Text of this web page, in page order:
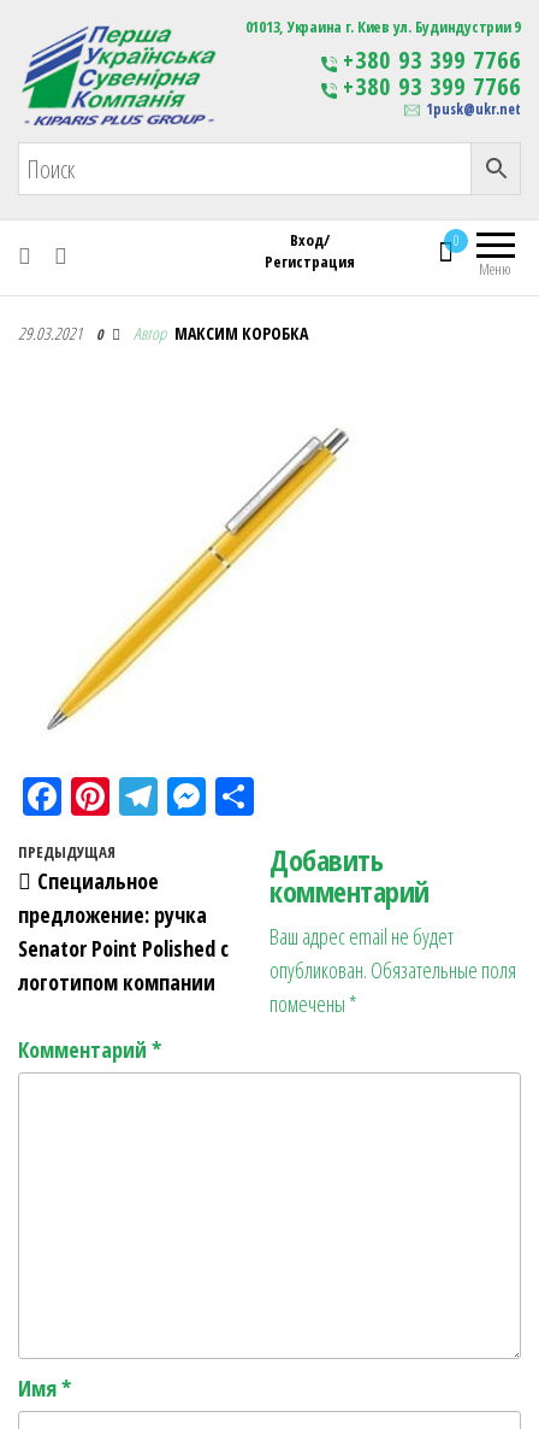
Первая Украинская Сувенирная Компания Изготовление
сувенирной продукции
с логотипом
01013, Украина г. Киев ул. Будиндустрии 9
+380 93 399 7766
+380 93 399 7766
1pusk@ukr.net
Меню
0
Вход/
Регистрация
Первая Украинская Сувенирная Компания
29.03.2021 0 Автор МАКСИМ КОРОБКА
Fa
ce
bo
ok
Pi
nt
er
es
t
Te
a
m
M
ge
r
ра
в
ит
ь
Навигация по записям
Предыдущая запись
ПРЕДЫДУЩАЯ
Специальное
предложение: ручка
Senator Point Polished c
логотипом компании
Добавить
комментарий
Ваш адрес email не будет
опубликован. Обязательные поля
помечены *
Комментарий *
Имя*